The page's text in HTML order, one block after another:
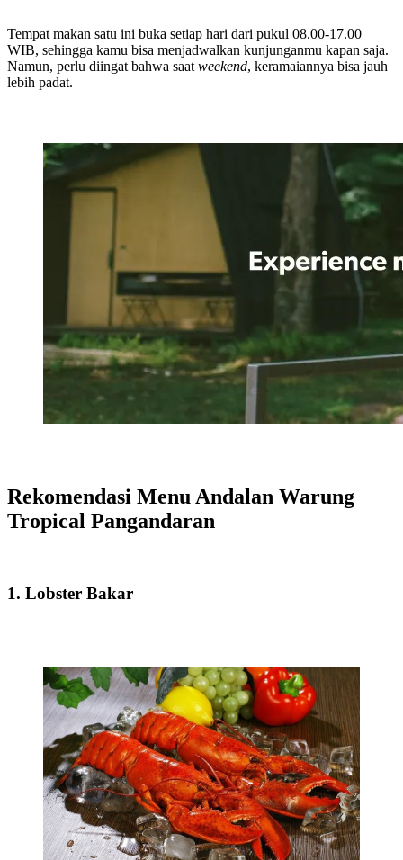
Tempat makan satu ini buka setiap hari dari pukul 08.00-17.00
WIB, sehingga kamu bisa menjadwalkan kunjunganmu kapan saja.
Namun, perlu diingat bahwa saat weekend, keramaiannya bisa jauh
lebih padat.
Rekomendasi Menu Andalan Warung
Tropical Pangandaran
1. Lobster Bakar